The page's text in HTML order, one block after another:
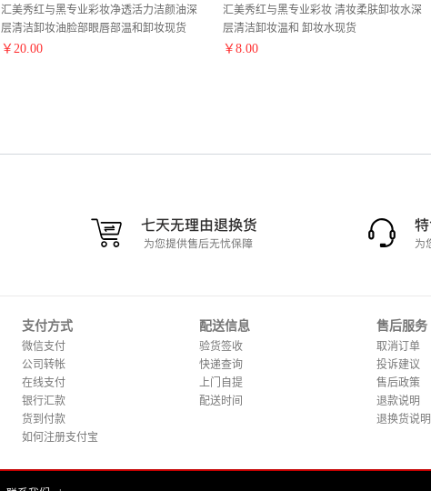
汇美秀红与黑专业彩妆净透活力洁颜油深
层清洁卸妆油脸部眼唇部温和卸妆现货
￥ 20.00
汇美秀红与黑专业彩妆 清妆柔肤卸妆水深
层清洁卸妆温和 卸妆水现货
￥ 8.00
支付方式
微信支付
公司转帐
在线支付
银行汇款
货到付款
如何注册支付宝
配送信息
验货签收
快递查询
上门自提
配送时间
售后服务
取消订单
投诉建议
售后政策
退款说明
退换货说明